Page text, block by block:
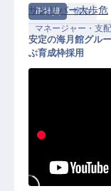
正社員
宿泊
マネージャー・支
寮1.9万～／
サンリバー大歩危
安定の海月館グル
ぶ育成枠採用